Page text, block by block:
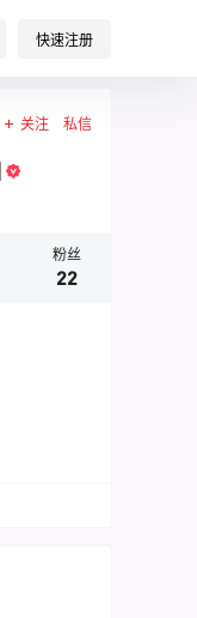
快速注册
关注 私信
粉丝
22